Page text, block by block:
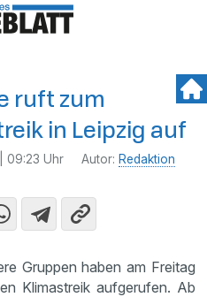
ruft zum
in Leipzig auf
09:23 Uhr Autor: Redaktion
Gruppen haben am Freitag
Klimastreik aufgerufen. Ab